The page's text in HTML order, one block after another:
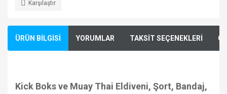
Karşılaştır
ÜRÜN BİLGİSİ YORUMLAR TAKSİT SEÇENEKLERİ
Kick Boks ve Muay Thai Eldiveni, Şort, Bandaj,